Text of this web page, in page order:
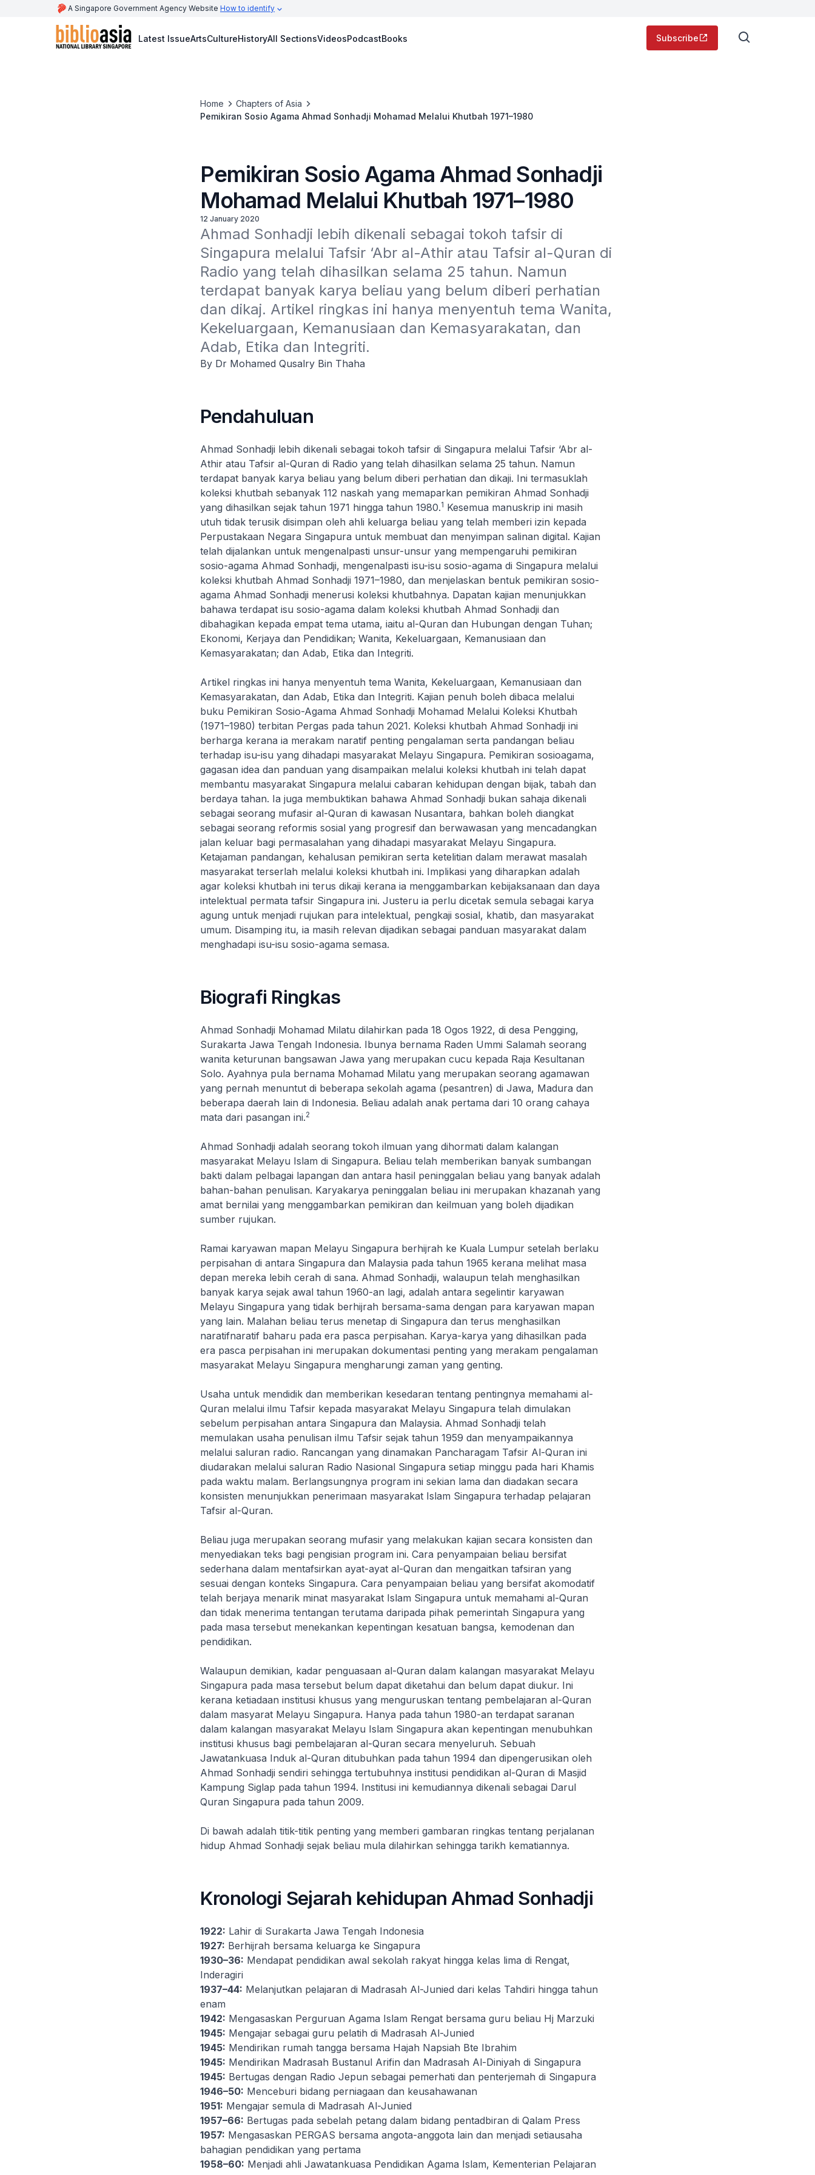
A Singapore Government Agency Website How to identify
Latest IssueArtsCultureHistoryAll SectionsVideosPodcastBooks Subscribe
Home
Chapters of Asia
Pemikiran Sosio Agama Ahmad Sonhadji Mohamad Melalui Khutbah 1971–1980
Pemikiran Sosio Agama Ahmad Sonhadji
Mohamad Melalui Khutbah 1971–1980
12 January 2020
Ahmad Sonhadji lebih dikenali sebagai tokoh tafsir di
Singapura melalui Tafsir ‘Abr al-Athir atau Tafsir al-Quran di
Radio yang telah dihasilkan selama 25 tahun. Namun
terdapat banyak karya beliau yang belum diberi perhatian
dan dikaj. Artikel ringkas ini hanya menyentuh tema Wanita,
Kekeluargaan, Kemanusiaan dan Kemasyarakatan, dan
Adab, Etika dan Integriti.
By Dr Mohamed Qusalry Bin Thaha
Pendahuluan
Ahmad Sonhadji lebih dikenali sebagai tokoh tafsir di Singapura melalui Tafsir ‘Abr al-
Athiratau Tafsir al-Quran di Radio yang telah dihasilkan selama 25 tahun. Namun
terdapat banyak karya beliau yang belum diberi perhatian dan dikaji. Ini termasuklah
koleksi khutbah sebanyak 112 naskah yang memaparkan pemikiran Ahmad Sonhadji
yang dihasilkan sejak tahun 1971 hingga tahun 1980.1 Kesemua manuskrip ini masih
utuh tidak terusik disimpan oleh ahli keluarga beliau yang telah memberi izin kepada
Perpustakaan Negara Singapura untuk membuat dan menyimpan salinan digital. Kajian
telah dijalankan untuk mengenalpasti unsur-unsur yang mempengaruhi pemikiran
sosio-agama Ahmad Sonhadji, mengenalpasti isu-isu sosio-agama di Singapura melalui
koleksi khutbah Ahmad Sonhadji 1971–1980, dan menjelaskan bentuk pemikiran sosio-
agama Ahmad Sonhadji menerusi koleksi khutbahnya. Dapatan kajian menunjukkan
bahawa terdapat isu sosio-agama dalam koleksi khutbah Ahmad Sonhadji dan
dibahagikan kepada empat tema utama, iaitu al-Quran dan Hubungan dengan Tuhan;
Ekonomi, Kerjaya dan Pendidikan; Wanita, Kekeluargaan, Kemanusiaan dan
Kemasyarakatan; dan Adab, Etika dan Integriti.
Artikel ringkas ini hanya menyentuh tema Wanita, Kekeluargaan, Kemanusiaan dan
Kemasyarakatan, dan Adab, Etika dan Integriti. Kajian penuh boleh dibaca melalui
buku Pemikiran Sosio-Agama Ahmad Sonhadji Mohamad Melalui Koleksi Khutbah
(1971–1980) terbitan Pergas pada tahun 2021. Koleksi khutbah Ahmad Sonhadji ini
berharga kerana ia merakam naratif penting pengalaman serta pandangan beliau
terhadap isu-isu yang dihadapi masyarakat Melayu Singapura. Pemikiran sosioagama,
gagasan idea dan panduan yang disampaikan melalui koleksi khutbah ini telah dapat
membantu masyarakat Singapura melalui cabaran kehidupan dengan bijak, tabah dan
berdaya tahan. Ia juga membuktikan bahawa Ahmad Sonhadji bukan sahaja dikenali
sebagai seorang mufasir al-Quran di kawasan Nusantara, bahkan boleh diangkat
sebagai seorang reformis sosial yang progresif dan berwawasan yang mencadangkan
jalan keluar bagi permasalahan yang dihadapi masyarakat Melayu Singapura.
Ketajaman pandangan, kehalusan pemikiran serta ketelitian dalam merawat masalah
masyarakat terserlah melalui koleksi khutbah ini. Implikasi yang diharapkan adalah
agar koleksi khutbah ini terus dikaji kerana ia menggambarkan kebijaksanaan dan daya
intelektual permata tafsir Singapura ini. Justeru ia perlu dicetak semula sebagai karya
agung untuk menjadi rujukan para intelektual, pengkaji sosial, khatib, dan masyarakat
umum. Disamping itu, ia masih relevan dijadikan sebagai panduan masyarakat dalam
menghadapi isu-isu sosio-agama semasa.
Biografi Ringkas
Ahmad Sonhadji Mohamad Milatu dilahirkan pada 18 Ogos 1922, di desa Pengging,
Surakarta Jawa Tengah Indonesia. Ibunya bernama Raden Ummi Salamah seorang
wanita keturunan bangsawan Jawa yang merupakan cucu kepada Raja Kesultanan
Solo. Ayahnya pula bernama Mohamad Milatu yang merupakan seorang agamawan
yang pernah menuntut di beberapa sekolah agama (pesantren) di Jawa, Madura dan
beberapa daerah lain di Indonesia. Beliau adalah anak pertama dari 10 orang cahaya
mata dari pasangan ini.2
Ahmad Sonhadji adalah seorang tokoh ilmuan yang dihormati dalam kalangan
masyarakat Melayu Islam di Singapura. Beliau telah memberikan banyak sumbangan
bakti dalam pelbagai lapangan dan antara hasil peninggalan beliau yang banyak adalah
bahan-bahan penulisan. Karyakarya peninggalan beliau ini merupakan khazanah yang
amat bernilai yang menggambarkan pemikiran dan keilmuan yang boleh dijadikan
sumber rujukan.
Ramai karyawan mapan Melayu Singapura berhijrah ke Kuala Lumpur setelah berlaku
perpisahan di antara Singapura dan Malaysia pada tahun 1965 kerana melihat masa
depan mereka lebih cerah di sana. Ahmad Sonhadji, walaupun telah menghasilkan
banyak karya sejak awal tahun 1960-an lagi, adalah antara segelintir karyawan
Melayu Singapura yang tidak berhijrah bersama-sama dengan para karyawan mapan
yang lain. Malahan beliau terus menetap di Singapura dan terus menghasilkan
naratifnaratif baharu pada era pasca perpisahan. Karya-karya yang dihasilkan pada
era pasca perpisahan ini merupakan dokumentasi penting yang merakam pengalaman
masyarakat Melayu Singapura mengharungi zaman yang genting.
Usaha untuk mendidik dan memberikan kesedaran tentang pentingnya memahami al-
Quran melalui ilmu Tafsir kepada masyarakat Melayu Singapura telah dimulakan
sebelum perpisahan antara Singapura dan Malaysia. Ahmad Sonhadji telah
memulakan usaha penulisan ilmu Tafsir sejak tahun 1959 dan menyampaikannya
melalui saluran radio. Rancangan yang dinamakan Pancharagam Tafsir Al-Quran ini
diudarakan melalui saluran Radio Nasional Singapura setiap minggu pada hari Khamis
pada waktu malam. Berlangsungnya program ini sekian lama dan diadakan secara
konsisten menunjukkan penerimaan masyarakat Islam Singapura terhadap pelajaran
Tafsir al-Quran.
Beliau juga merupakan seorang mufasir yang melakukan kajian secara konsisten dan
menyediakan teks bagi pengisian program ini. Cara penyampaian beliau bersifat
sederhana dalam mentafsirkan ayat-ayat al-Quran dan mengaitkan tafsiran yang
sesuai dengan konteks Singapura. Cara penyampaian beliau yang bersifat akomodatif
telah berjaya menarik minat masyarakat Islam Singapura untuk memahami al-Quran
dan tidak menerima tentangan terutama daripada pihak pemerintah Singapura yang
pada masa tersebut menekankan kepentingan kesatuan bangsa, kemodenan dan
pendidikan.
Walaupun demikian, kadar penguasaan al-Quran dalam kalangan masyarakat Melayu
Singapura pada masa tersebut belum dapat diketahui dan belum dapat diukur. Ini
kerana ketiadaan institusi khusus yang menguruskan tentang pembelajaran al-Quran
dalam masyarat Melayu Singapura. Hanya pada tahun 1980-an terdapat saranan
dalam kalangan masyarakat Melayu Islam Singapura akan kepentingan menubuhkan
institusi khusus bagi pembelajaran al-Quran secara menyeluruh. Sebuah
Jawatankuasa Induk al-Quran ditubuhkan pada tahun 1994 dan dipengerusikan oleh
Ahmad Sonhadji sendiri sehingga tertubuhnya institusi pendidikan al-Quran di Masjid
Kampung Siglap pada tahun 1994. Institusi ini kemudiannya dikenali sebagai Darul
Quran Singapura pada tahun 2009.
Di bawah adalah titik-titik penting yang memberi gambaran ringkas tentang perjalanan
hidup Ahmad Sonhadji sejak beliau mula dilahirkan sehingga tarikh kematiannya.
Kronologi Sejarah kehidupan Ahmad Sonhadji
1922: Lahir di Surakarta Jawa Tengah Indonesia
1927: Berhijrah bersama keluarga ke Singapura
1930–36: Mendapat pendidikan awal sekolah rakyat hingga kelas lima di Rengat,
Inderagiri
1937–44: Melanjutkan pelajaran di Madrasah Al-Junied dari kelas Tahdiri hingga tahun
enam
1942: Mengasaskan Perguruan Agama Islam Rengat bersama guru beliau Hj Marzuki
1945: Mengajar sebagai guru pelatih di Madrasah Al-Junied
1945: Mendirikan rumah tangga bersama Hajah Napsiah Bte Ibrahim
1945: Mendirikan Madrasah Bustanul Arifin dan Madrasah Al-Diniyah di Singapura
1945: Bertugas dengan Radio Jepun sebagai pemerhati dan penterjemah di Singapura
1946–50: Menceburi bidang perniagaan dan keusahawanan
1951: Mengajar semula di Madrasah Al-Junied
1957–66: Bertugas pada sebelah petang dalam bidang pentadbiran di Qalam Press
1957: Mengasaskan PERGAS bersama angota-anggota lain dan menjadi setiausaha
bahagian pendidikan yang pertama
1958–60: Menjadi ahli Jawatankuasa Pendidikan Agama Islam, Kementerian Pelajaran